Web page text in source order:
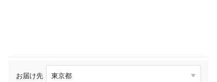
お届け先